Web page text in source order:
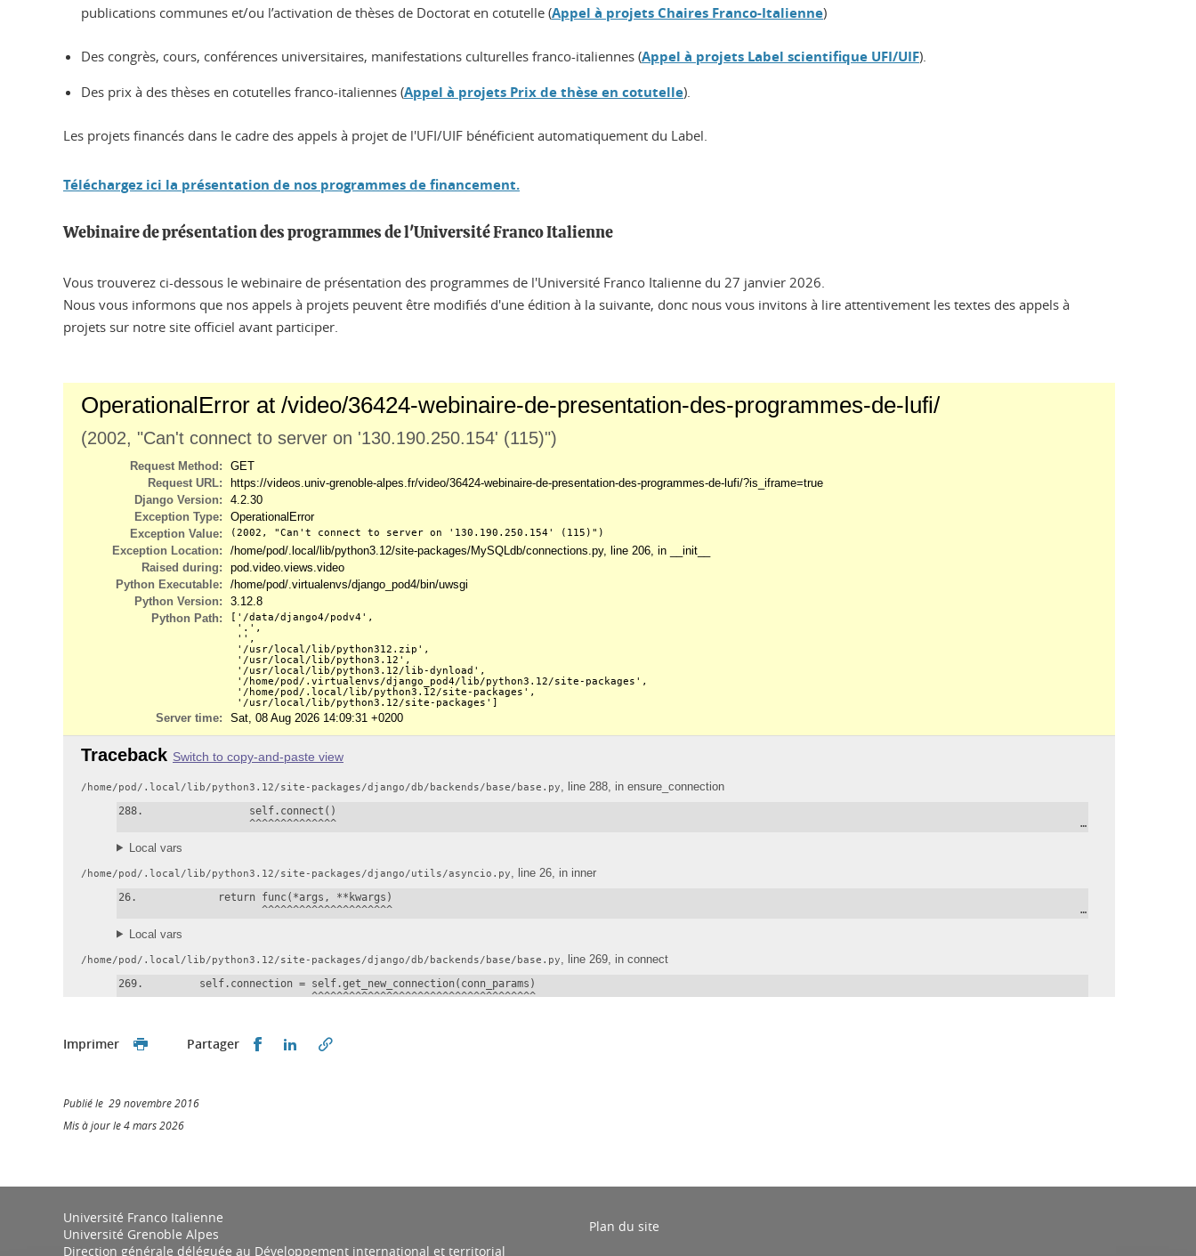
publications communes et/ou l’activation de thèses de Doctorat en cotutelle (Appel à projets Chaires Franco-Italienne)
Des congrès, cours, conférences universitaires, manifestations culturelles franco-italiennes (Appel à projets Label scientifique UFI/UIF).
Des prix à des thèses en cotutelles franco-italiennes (Appel à projets Prix de thèse en cotutelle).
Les projets financés dans le cadre des appels à projet de l'UFI/UIF bénéficient automatiquement du Label.
Téléchargez ici la présentation de nos programmes de financement.
Webinaire de présentation des programmes de l'Université Franco Italienne
Vous trouverez ci-dessous le webinaire de présentation des programmes de l'Université Franco Italienne du 27 janvier 2026.
Nous vous informons que nos appels à projets peuvent être modifiés d'une édition à la suivante, donc nous vous invitons à lire attentivement les textes des appels à
projets sur notre site officiel avant participer.
Imprimer Partager Partager sur Facebook
Partager sur LinkedIn
Publié le 29 novembre 2016
Mis à jour le 4 mars 2026
Université Franco Italienne
Université Grenoble Alpes
Direction générale déléguée au Développement international et territorial
Plan du site